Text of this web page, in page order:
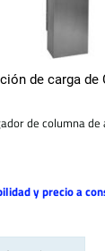
de carga
de columna
y precio a